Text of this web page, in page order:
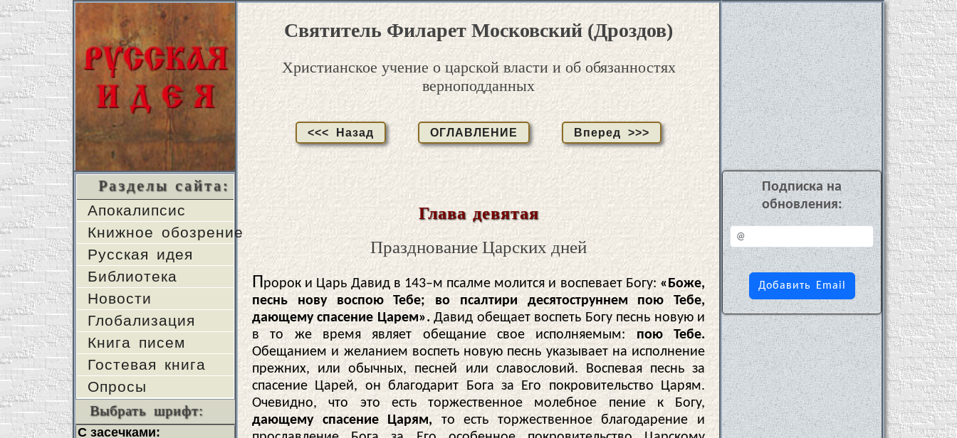
Святитель Филарет Московский (Дроздов)
Христианское учение о царской власти и об обязанностях
верноподданных
<<< Назад ОГЛАВЛЕНИЕ Вперед >>>
Разделы сайта:
Апокалипсис
Книжное обозрение
Русская идея
Библиотека
Новости
Глобализация
Книга писем
Гостевая книга
Опросы
Выбрать шрифт:
Глава девятая
Празднование Царских дней
Пророк и Царь Давид в 143–м псалме молится и воспевает Богу: «Боже,
песнь нову воспою Тебе; во псалтири десятоструннем пою Тебе,
дающему спасение Царем».Давид обещает воспеть Богу песнь новую и
в то же время являет обещание свое исполняемым: пою Тебе.
Обещанием и желанием воспеть новую песнь указывает на исполнение
прежних, или обычных, песней или славословий. Воспевая песнь за
спасение Царей, он благодарит Бога за Его покровительство Царям.
Очевидно, что это есть торжественное молебное пение к Богу,
дающему спасение Царям, то есть торжественное благодарение и
Подписка на
обновления: